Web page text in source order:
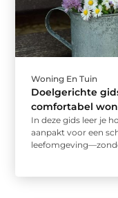
Woning En Tuin
Doelgerichte
comfortabel
In deze gids leer je
aanpakt voor een